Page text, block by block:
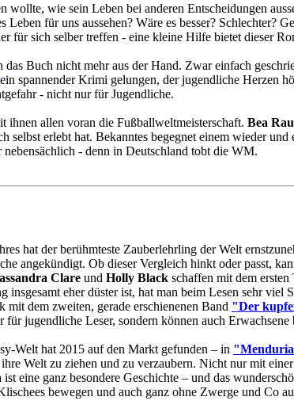
wollte, wie sein Leben bei anderen Entscheidungen
Leben für uns aussehen? Wäre es besser? Schlechter?
für sich selber treffen - eine kleine Hilfe bietet dieser
das Buch nicht mehr aus der Hand. Zwar einfach
ein spannender Krimi gelungen, der jugendliche Herzen
- nicht nur für Jugendliche.
ihnen allen voran die Fußballweltmeisterschaft. Bea
selbst erlebt hat. Bekanntes begegnet einem wieder
nebensächlich - denn in Deutschland tobt die WM.
hat der berühmteste Zauberlehrling der Welt
angekündigt. Ob dieser Vergleich hinkt oder passt,
Clare und Holly Black schaffen mit dem ersten
insgesamt eher düster ist, hat man beim Lesen sehr
dem zweiten, gerade erschienenen Band "Der
jugendliche Leser, sondern können auch Erwachsene
Welt hat 2015 auf den Markt gefunden – in "Menduria
Welt zu ziehen und zu verzaubern. Nicht nur mit
eine ganz besondere Geschichte – und das
bewegen und auch ganz ohne Zwerge und Co